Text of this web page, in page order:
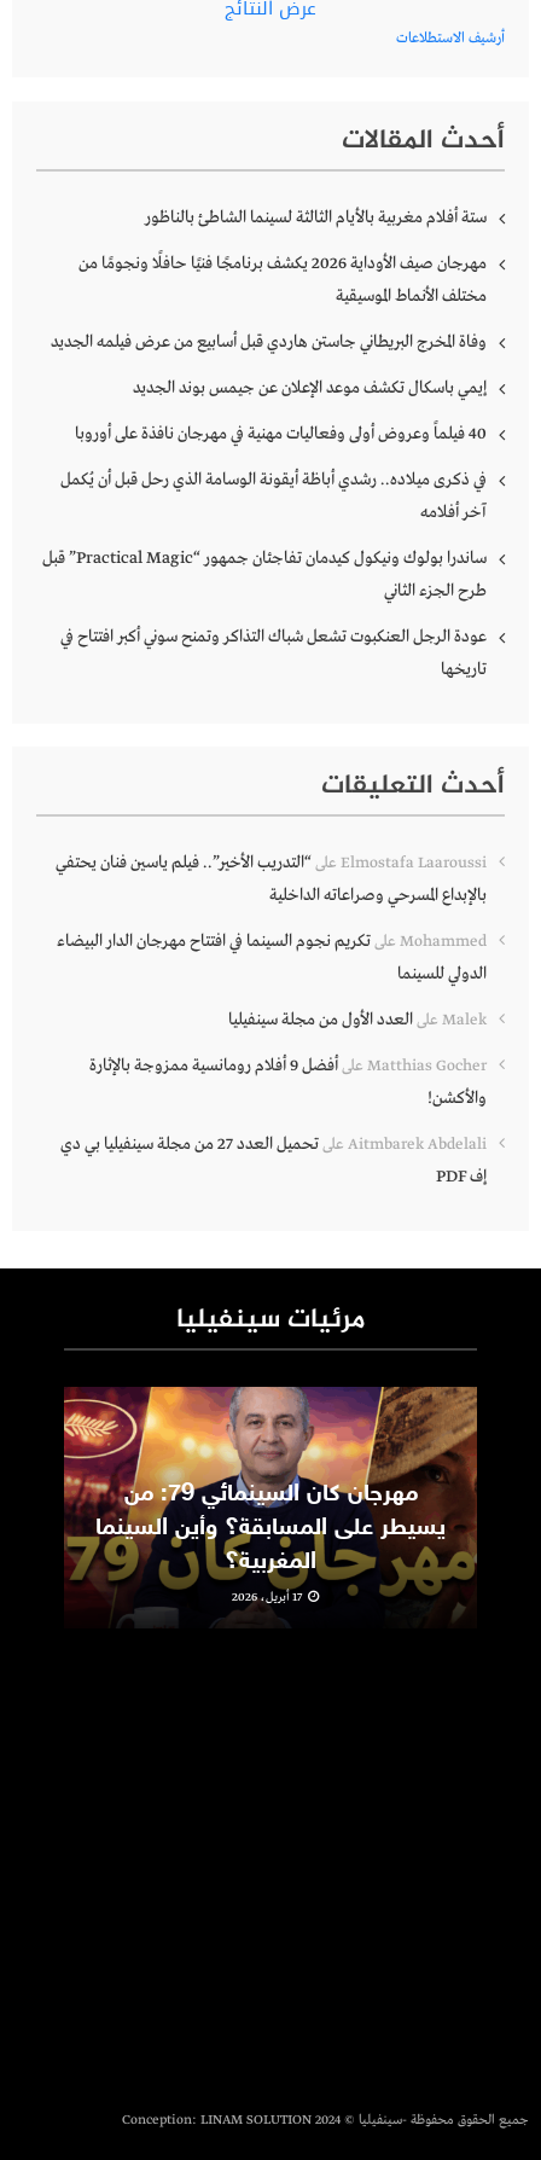
عرض النتائج
أرشيف الاستطلاعات
أحدث المقالات
ستة أفلام مغربية بالأيام الثالثة لسينما الشاطئ بالناظور
مهرجان صيف الأوداية 2026 يكشف برنامجًا فنيًا حافلًا ونجومًا من
مختلف الأنماط الموسيقية
وفاة المخرج البريطاني جاستن هاردي قبل أسابيع من عرض فيلمه الجديد
إيمي باسكال تكشف موعد الإعلان عن جيمس بوند الجديد
40 فيلماً وعروض أولى وفعاليات مهنية في مهرجان نافذة على أوروبا
في ذكرى ميلاده.. رشدي أباظة أيقونة الوسامة الذي رحل قبل أن يُكمل
آخر أفلامه
ساندرا بولوك ونيكول كيدمان تفاجئان جمهور “Practical Magic” قبل
طرح الجزء الثاني
عودة الرجل العنكبوت تشعل شباك التذاكر وتمنح سوني أكبر افتتاح في
تاريخها
أحدث التعليقات
Elmostafa Laaroussi على“التدريب الأخير”.. فيلم ياسين فنان يحتفي
بالإبداع المسرحي وصراعاته الداخلية
Mohammed علىتكريم نجوم السينما في افتتاح مهرجان الدار البيضاء
الدولي للسينما
Malek علىالعدد الأول من مجلة سينفيليا
Matthias Gocher على
أفضل 9 أفلام رومانسية ممزوجة بالإثارة
والأكشن!
Aitmbarek Abdelali على
تحميل العدد 27 من مجلة سينفيليا بي دي
إف PDF
مرئيات سينفيليا
مهرجان كان السينمائي 79: من
يسيطر على المسابقة؟ وأين السينما
المغربية؟
17 أبريل، 2026
جميع الحقوق محفوظة -سينفيليا © 2024 Conception: LINAM SOLUTION